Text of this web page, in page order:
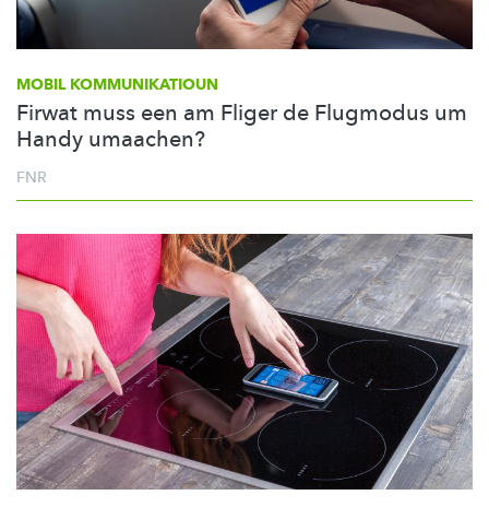
MOBIL KOMMUNIKATIOUN
Firwat muss een am Fliger de Flugmodus um
Handy umaachen?
FNR